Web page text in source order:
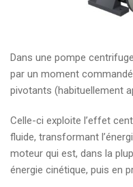
Dans une pompe
par un moment
pivotants (habituellement
Celle-ci exploite l’effet
fluide, transformant
moteur qui est, dans la
énergie cinétique, puis en